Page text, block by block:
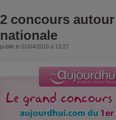
2 concours
nationale
publié le 01/04/2010 à 13:27